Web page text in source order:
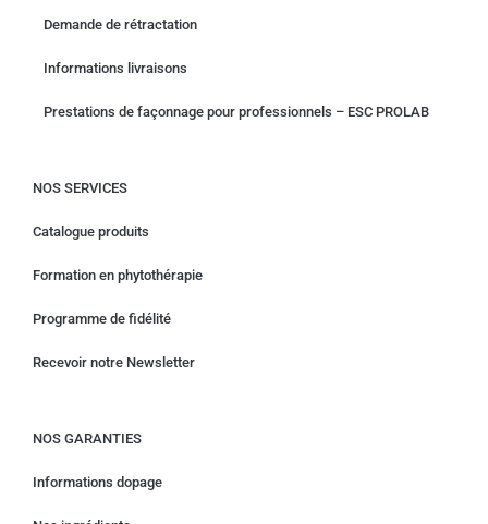
Demande de rétractation
Informations livraisons
Prestations de façonnage pour professionnels – ESC PROLAB
NOS SERVICES
Catalogue produits
Formation en phytothérapie
Programme de fidélité
Recevoir notre Newsletter
NOS GARANTIES
Informations dopage